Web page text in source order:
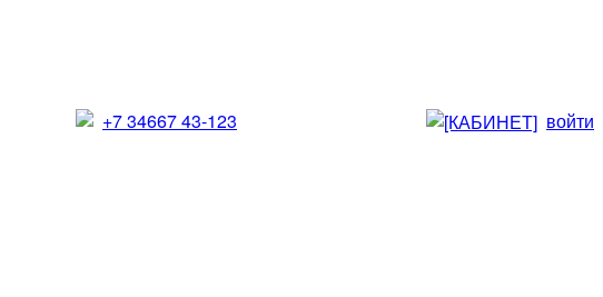
+7 34667 43-123 войти